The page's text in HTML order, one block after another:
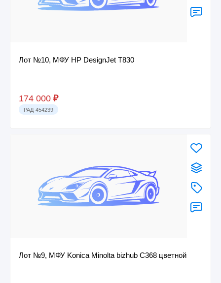
Лот №10, МФУ HP DesignJet T830
174 000 ₽
РАД-454239
Лот №9, МФУ Konica Minolta bizhub C368 цветной